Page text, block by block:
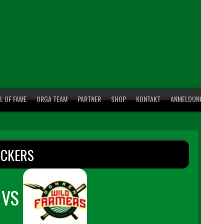
OF FAME ORGA TEAM PARTNER SHOP KONTAKT
VS